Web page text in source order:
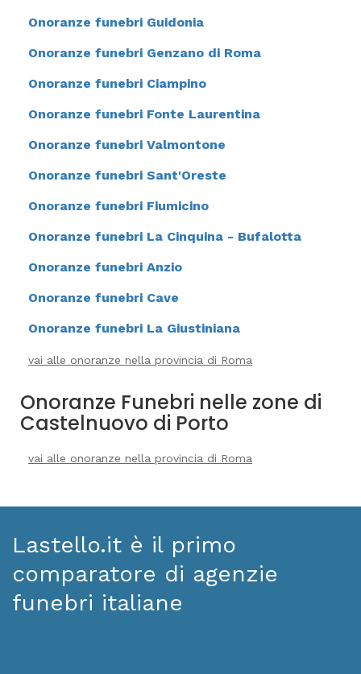
Onoranze funebri Guidonia
Onoranze funebri Genzano di Roma
Onoranze funebri Ciampino
Onoranze funebri Fonte Laurentina
Onoranze funebri Valmontone
Onoranze funebri Sant'Oreste
Onoranze funebri Fiumicino
Onoranze funebri La Cinquina - Bufalotta
Onoranze funebri Anzio
Onoranze funebri Cave
Onoranze funebri La Giustiniana
vai alle onoranze nella provincia di Roma
Onoranze Funebri nelle zone di
Castelnuovo di Porto
vai alle onoranze nella provincia di Roma
Lastello.it è il primo
comparatore di agenzie
funebri italiane